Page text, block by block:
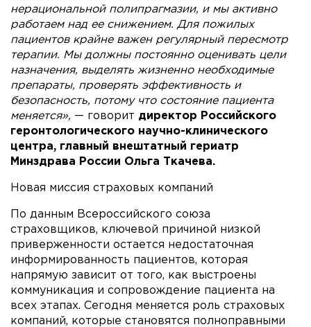
нерациональной полипрагмазии, и мы активно
работаем над ее снижением. Для пожилых
пациентов крайне важен регулярный пересмотр
терапии. Мы должны постоянно оценивать цели
назначения, выделять жизненно необходимые
препараты, проверять эффективность и
безопасность, потому что состояние пациента
меняется», — говорит директор Российского
геронтологического научно-клинического
центра, главный внештатный гериатр
Минздрава России Ольга Ткачева.
Новая миссия страховых компаний
По данным Всероссийского союза
страховщиков, ключевой причиной низкой
приверженности остается недостаточная
информированность пациентов, которая
напрямую зависит от того, как выстроены
коммуникация и сопровождение пациента на
всех этапах. Сегодня меняется роль страховых
компаний, которые становятся полноправными